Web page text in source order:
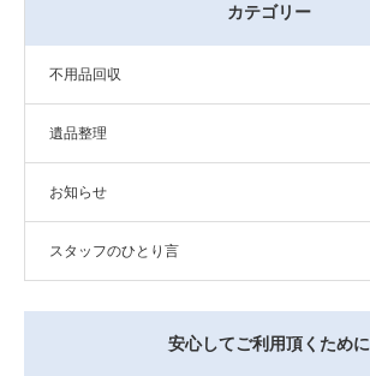
カテゴリー
不用品回収
遺品整理
お知らせ
スタッフのひとり言
安心してご利用頂くために